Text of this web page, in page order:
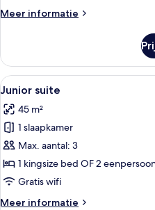
laden
Meer informatie
Meer
kamer,
kingsize
(Grand)
Alle
foto's
voor
Junior
suite
laden
11
Junior suite
45 m²
1 slaapkamer
Max. aantal: 3
1 kingsize bed OF 2
Gratis wifi
Meer informatie
Meer